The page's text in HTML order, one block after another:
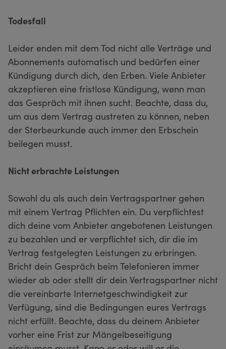
Todesfall
Leider enden mit dem Tod nicht alle Verträge und
Abonnements automatisch und bedürfen einer
Kündigung durch dich, den Erben. Viele Anbieter
akzeptieren eine fristlose Kündigung, wenn man
das Gespräch mit ihnen sucht. Beachte, dass du,
um aus dem Vertrag austreten zu können, neben
der Sterbeurkunde auch immer den Erbschein
beilegen musst.
Nicht erbrachte Leistungen
Sowohl du als auch dein Vertragspartner gehen
mit einem Vertrag Pflichten ein. Du verpflichtest
dich deine vom Anbieter angebotenen Leistungen
zu bezahlen und er verpflichtet sich, dir die im
Vertrag festgelegten Leistungen zu erbringen.
Bricht dein Gespräch beim Telefonieren immer
wieder ab oder stellt dir dein Vertragspartner nicht
die vereinbarte Internetgeschwindigkeit zur
Verfügung, sind die Bedingungen eures Vertrags
nicht erfüllt. Beachte, dass du deinem Anbieter
vorher eine Frist zur Mängelbeseitigung